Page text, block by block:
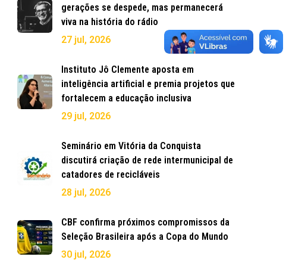
gerações se despede, mas permanecerá
viva na história do rádio
27 jul, 2026
Instituto Jô Clemente aposta em
inteligência artificial e premia projetos que
fortalecem a educação inclusiva
29 jul, 2026
Seminário em Vitória da Conquista
discutirá criação de rede intermunicipal de
catadores de recicláveis
28 jul, 2026
CBF confirma próximos compromissos da
Seleção Brasileira após a Copa do Mundo
30 jul, 2026